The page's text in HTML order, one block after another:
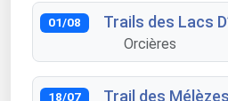
01/08 Trails des Lacs
Orcières
18/07 Trail des